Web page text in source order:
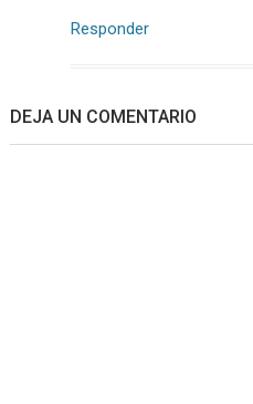
Responder
DEJA UN COMENTARIO